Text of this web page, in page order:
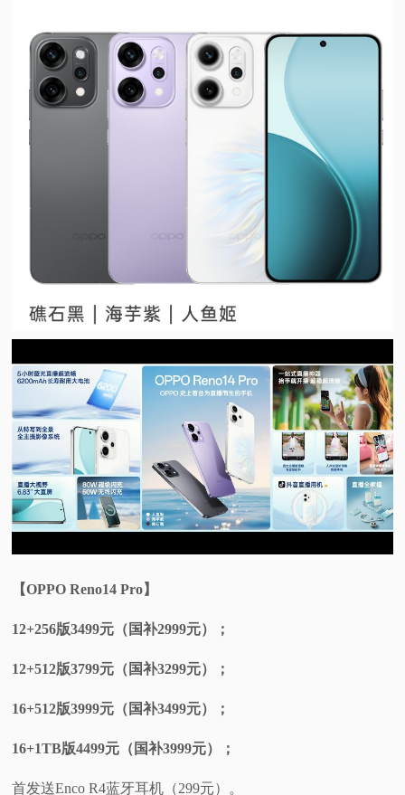
【OPPO Reno14 Pro】
12+256版3499元（国补2999元）；
12+512版3799元（国补3299元）；
16+512版3999元（国补3499元）；
16+1TB版4499元（国补3999元）；
首发送Enco R4蓝牙耳机（299元）。